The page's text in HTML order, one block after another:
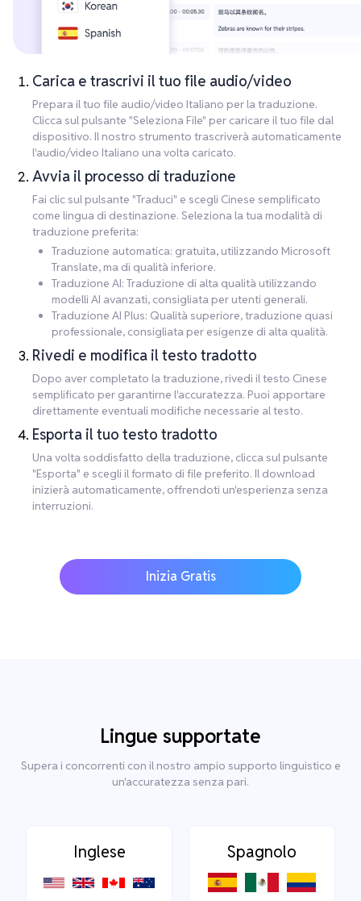
Carica e trascrivi il tuo file audio/video
Prepara il tuo file audio/video Italiano per la traduzione.
Clicca sul pulsante "Seleziona File" per caricare il tuo file dal
dispositivo. Il nostro strumento trascriverà automaticamente
l'audio/video Italiano una volta caricato.
Avvia il processo di traduzione
Fai clic sul pulsante "Traduci" e scegli Cinese semplificato
come lingua di destinazione. Seleziona la tua modalità di
traduzione preferita:
Traduzione automatica: gratuita, utilizzando Microsoft
Translate, ma di qualità inferiore.
Traduzione AI: Traduzione di alta qualità utilizzando
modelli AI avanzati, consigliata per utenti generali.
Traduzione AI Plus: Qualità superiore, traduzione quasi
professionale, consigliata per esigenze di alta qualità.
Rivedi e modifica il testo tradotto
Dopo aver completato la traduzione, rivedi il testo Cinese
semplificato per garantirne l'accuratezza. Puoi apportare
direttamente eventuali modifiche necessarie al testo.
Esporta il tuo testo tradotto
Una volta soddisfatto della traduzione, clicca sul pulsante
"Esporta" e scegli il formato di file preferito. Il download
inizierà automaticamente, offrendoti un'esperienza senza
interruzioni.
Inizia Gratis
Lingue supportate
Supera i concorrenti con il nostro ampio supporto linguistico e
un'accuratezza senza pari.
Inglese Spagnolo